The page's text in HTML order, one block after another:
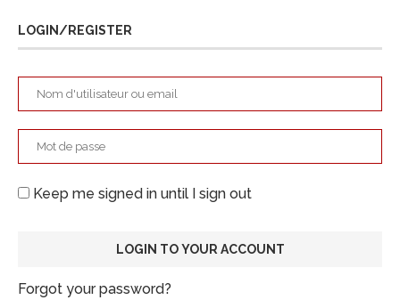
LOGIN/REGISTER
Keep me signed in until I sign out
Forgot your password?